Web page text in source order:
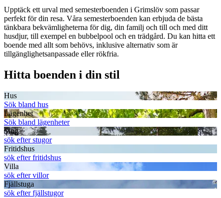
Upptäck ett urval med semesterboenden i Grimslöv som passar
perfekt för din resa. Våra semesterboenden kan erbjuda de bästa
tänkbara bekvämligheterna för dig, din familj och till och med ditt
husdjur, till exempel en bubbelpool och en trädgård. Du kan hitta ett
boende med allt som behövs, inklusive alternativ som är
tillgänglighetsanpassade eller rökfria.
Hitta boenden i din stil
Hus
Sök bland hus
Lägenhet
Sök bland lägenheter
Stuga
sök efter stugor
Fritidshus
sök efter fritidshus
Villa
sök efter villor
Fjällstuga
sök efter fjällstugor